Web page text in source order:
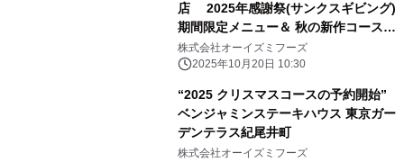
店 2025年感謝祭(サンクスギビング)
期間限定メニュー＆ 秋の新作コースの
ご案内
株式会社オーイズミフーズ
2025年10月20日 10:30
“2025 クリスマスコースの予約開始”
ベンジャミンステーキハウス 東京ガー
デンテラス紀尾井町
株式会社オーイズミフーズ